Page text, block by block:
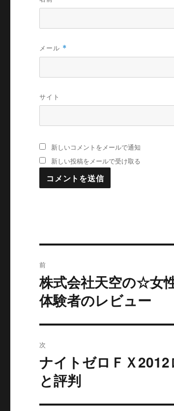
メール *
サイト
新しいコメントをメールで通知
新しい投稿をメールで受け取る
稿
ナ
ゲ
ー
シ
ョ
前
過
去
の
投
株式会社天空の☆女
体験者のレビュー
次
次
の
投
稿:
ナイトゼロＦＸ
と評判